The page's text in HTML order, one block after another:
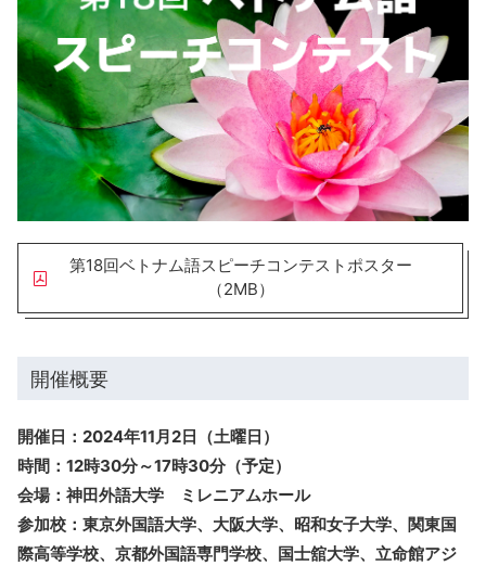
第18回ベトナム語スピーチコンテストポスター
（2MB）
開催概要
開催日：2024年11月2日（土曜日）
時間：12時30分～17時30分（予定）
会場：神田外語大学 ミレニアムホール
参加校：東京外国語大学、大阪大学、昭和女子大学、関東国
際高等学校、京都外国語専門学校、国士舘大学、立命館アジ